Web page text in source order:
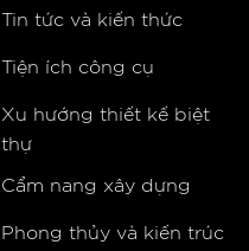
Tin tức và kiến thức
Tiện ích công cụ
Xu hướng thiết kế biệt
thự
Cẩm nang xây dựng
Phong thủy và kiến trúc